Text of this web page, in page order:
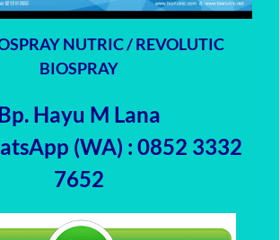
NUTRIC / REVOLUTIC
BIOSPRAY
Hayu M Lana
(WA) : 0852 3332
7652